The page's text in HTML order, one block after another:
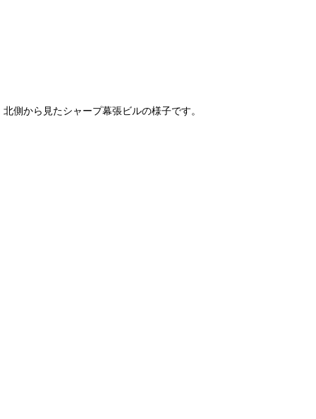
北側から見たシャープ幕張ビルの様子です。